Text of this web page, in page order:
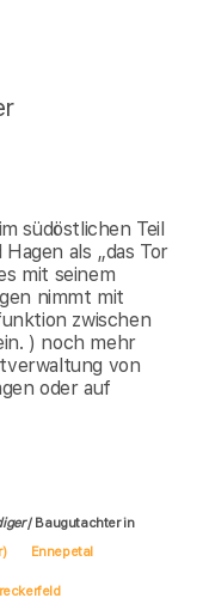
südöstlichen Teil
als „das Tor
mit seinem
nimmt mit
zwischen
) noch mehr
von
oder auf
/ Baugutachter in
Ennepetal